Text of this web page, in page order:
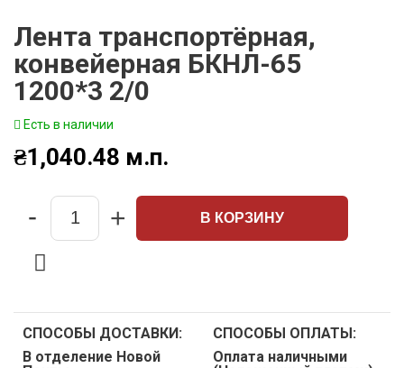
Лента транспортёрная,
конвейерная БКНЛ-65
1200*3 2/0
Есть в наличии
₴1,040.48 м.п.
Quantity
- + В КОРЗИНУ
СПОСОБЫ ДОСТАВКИ:
В отделение Новой
СПОСОБЫ ОПЛАТЫ:
Оплата наличными